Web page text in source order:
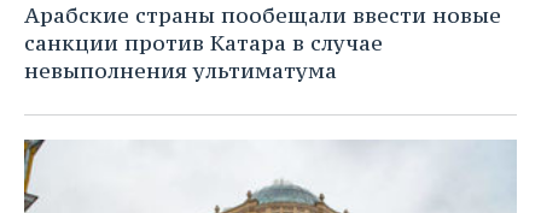
Арабские страны пообещали ввести новые
санкции против Катара в случае
невыполнения ультиматума